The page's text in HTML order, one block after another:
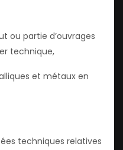
ou partie d’ouvrages
technique,
et métaux en
techniques relatives